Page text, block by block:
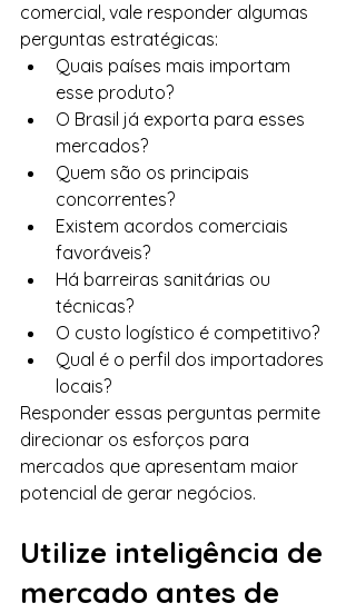
comercial, vale responder algumas
perguntas estratégicas:
Quais países mais importam
esse produto?
O Brasil já exporta para esses
mercados?
Quem são os principais
concorrentes?
Existem acordos comerciais
favoráveis?
Há barreiras sanitárias ou
técnicas?
O custo logístico é competitivo?
Qual é o perfil dos importadores
locais?
Responder essas perguntas permite
direcionar os esforços para
mercados que apresentam maior
potencial de gerar negócios.
Utilize inteligência de
mercado antes de